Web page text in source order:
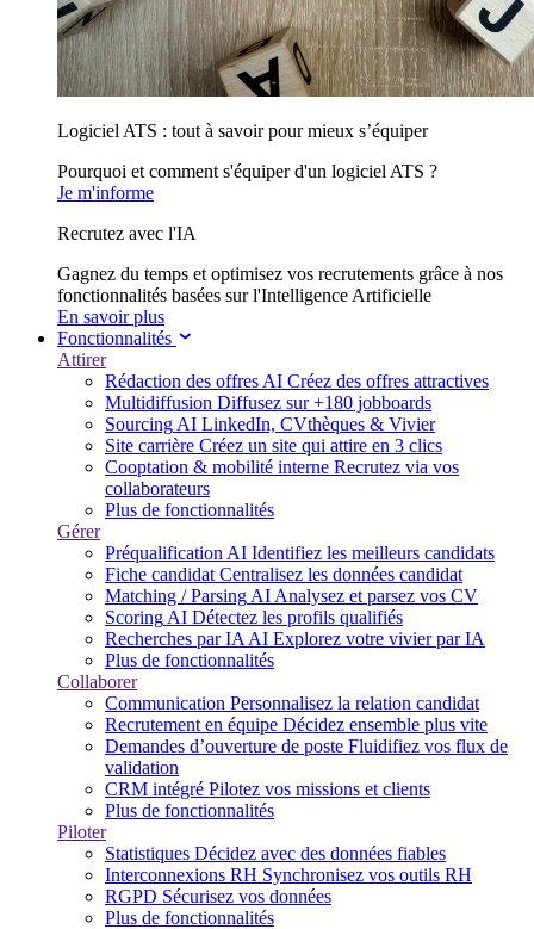
Logiciel ATS : tout à savoir pour mieux s’équiper
Pourquoi et comment s'équiper d'un logiciel ATS ?
Je m'informe
Recrutez avec l'IA
Gagnez du temps et optimisez vos recrutements grâce à nos
fonctionnalités basées sur l'Intelligence Artificielle
En savoir plus
Fonctionnalités
Attirer
Rédaction des offres AI Créez des offres attractives
Multidiffusion Diffusez sur +180 jobboards
Sourcing AI LinkedIn, CVthèques & Vivier
Site carrière Créez un site qui attire en 3 clics
Cooptation & mobilité interne Recrutez via vos
collaborateurs
Plus de fonctionnalités
Gérer
Préqualification AI Identifiez les meilleurs candidats
Fiche candidat Centralisez les données candidat
Matching / Parsing AI Analysez et parsez vos CV
Scoring AI Détectez les profils qualifiés
Recherches par IA AI Explorez votre vivier par IA
Plus de fonctionnalités
Collaborer
Communication Personnalisez la relation candidat
Recrutement en équipe Décidez ensemble plus vite
Demandes d’ouverture de poste Fluidifiez vos flux de
validation
CRM intégré Pilotez vos missions et clients
Plus de fonctionnalités
Piloter
Statistiques Décidez avec des données fiables
Interconnexions RH Synchronisez vos outils RH
RGPD Sécurisez vos données
Plus de fonctionnalités